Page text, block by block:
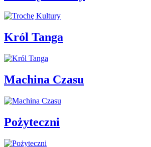
Król Tanga
Machina Czasu
Pożyteczni